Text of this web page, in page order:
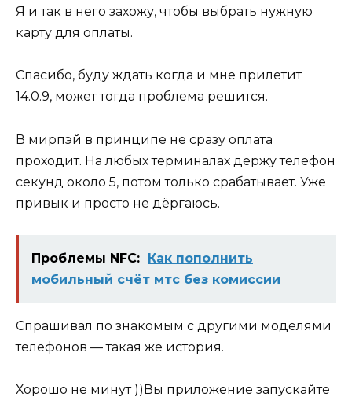
Я и так в него захожу, чтобы выбрать нужную
карту для оплаты.
Спасибо, буду ждать когда и мне прилетит
14.0.9, может тогда проблема решится.
В мирпэй в принципе не сразу оплата
проходит. На любых терминалах держу телефон
секунд около 5, потом только срабатывает. Уже
привык и просто не дёргаюсь.
Проблемы NFC: Как пополнить
мобильный счёт мтс без комиссии
Спрашивал по знакомым с другими моделями
телефонов — такая же история.
Хорошо не минут ))Вы приложение запускайте